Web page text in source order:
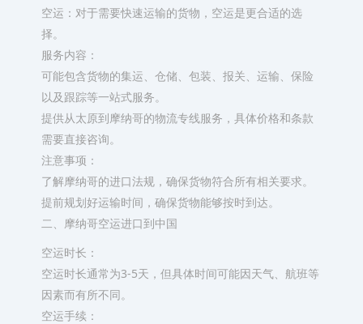
空运：对于需要快速运输的货物，空运是更合适的选
择。
服务内容：
可能包含货物的集运、仓储、包装、报关、运输、保险
以及跟踪等一站式服务。
提供从太原到摩纳哥的物流专线服务，具体价格和条款
需要直接咨询。
注意事项：
了解摩纳哥的进口法规，确保货物符合所有相关要求。
提前规划好运输时间，确保货物能够按时到达。
二、摩纳哥空运进口到中国
空运时长：
空运时长通常为3-5天，但具体时间可能因天气、航班等
因素而有所不同。
空运手续：